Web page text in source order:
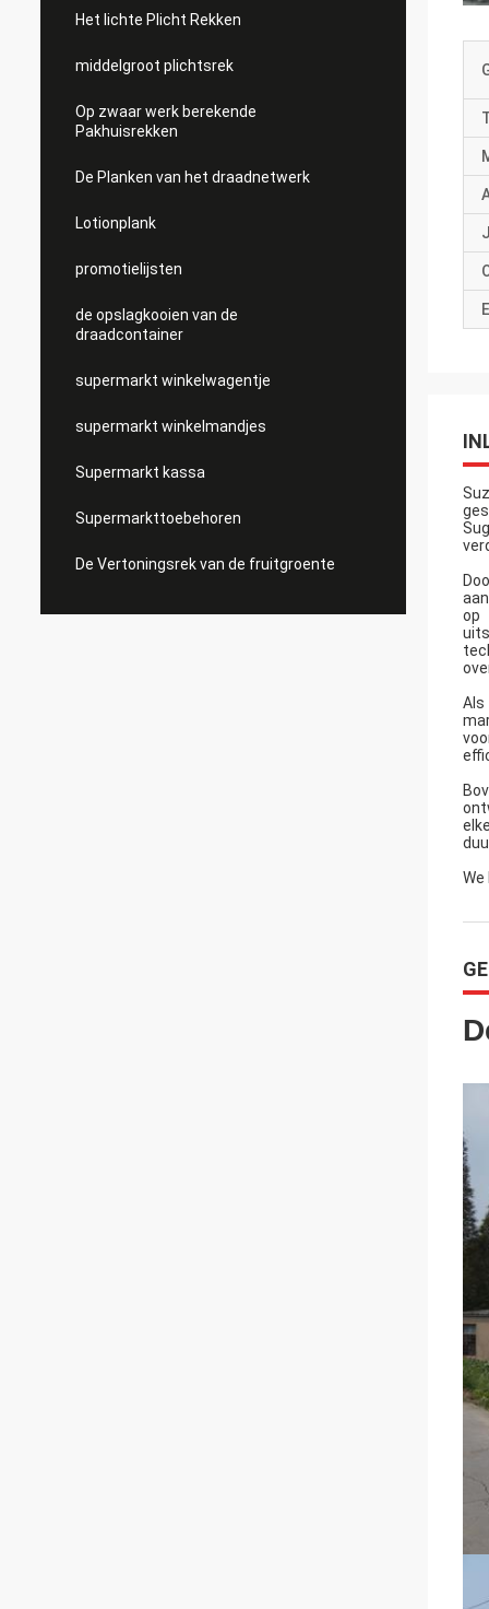
Het lichte Plicht Rekken
middelgroot plichtsrek
Op zwaar werk berekende
Pakhuisrekken
De Planken van het draadnetwerk
Lotionplank
promotielijsten
de opslagkooien van de
draadcontainer
supermarkt winkelwagentje
supermarkt winkelmandjes
Supermarkt kassa
Supermarkttoebehoren
De Vertoningsrek van de fruitgroente
op